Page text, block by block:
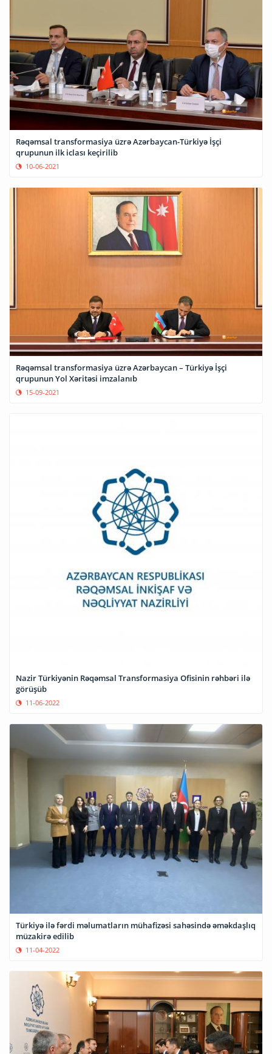
Rəqəmsal transformasiya üzrə Azərbaycan-Türkiyə İşçi
qrupunun ilk iclası keçirilib
10-06-2021
Rəqəmsal transformasiya üzrə Azərbaycan – Türkiyə İşçi
qrupunun Yol Xəritəsi imzalanıb
15-09-2021
Nazir Türkiyənin Rəqəmsal Transformasiya Ofisinin rəhbəri ilə
görüşüb
11-06-2022
Türkiyə ilə fərdi məlumatların mühafizəsi sahəsində əməkdaşlıq
müzakirə edilib
11-04-2022